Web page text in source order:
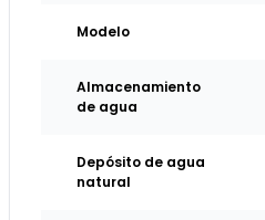
Modelo
Almacenamiento
de agua
Depósito de agua
natural